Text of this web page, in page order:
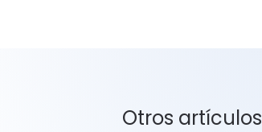
Otros artículos